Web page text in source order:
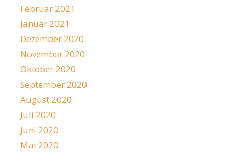
Februar 2021
Januar 2021
Dezember 2020
November 2020
Oktober 2020
September 2020
August 2020
Juli 2020
Juni 2020
Mai 2020